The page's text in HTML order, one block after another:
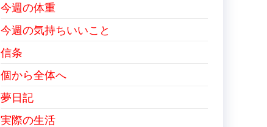
今週の体重
今週の気持ちいいこと
信条
個から全体へ
夢日記
実際の生活